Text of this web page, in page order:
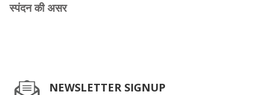
स्पंदन की असर
NEWSLETTER SIGNUP